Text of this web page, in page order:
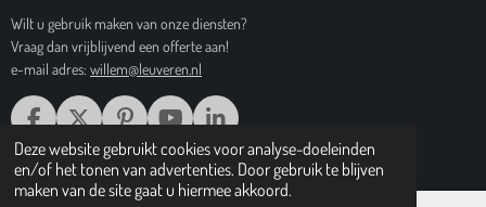
Deze website gebruikt cookies voor analyse-doeleinden
en/of het tonen van advertenties. Door gebruik te blijven
maken van de site gaat u hiermee akkoord.
Wilt u gebruik maken van onze diensten?
Vraag dan vrijblijvend een offerte aan!
e-mail adres: willem@leuveren.nl
F
A
C
E
X
P
I
N
T
Y
O
U
T
L
I
N
K
© 2017 Regiobeeldbank.nl